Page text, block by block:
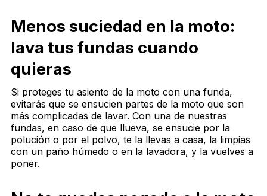
Menos suciedad en la moto:
lava tus fundas cuando
quieras
Si proteges tu asiento de la moto con una funda,
evitarás que se ensucien partes de la moto que son
más complicadas de lavar. Con una de nuestras
fundas, en caso de que llueva, se ensucie por la
polución o por el polvo, te la llevas a casa, la limpias
con un paño húmedo o en la lavadora, y la vuelves a
poner.